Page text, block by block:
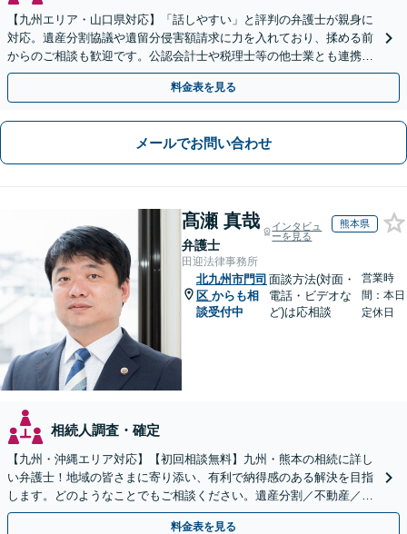
【九州エリア・山口県対応】「話しやすい」と評判の弁護士が親身に
対応。遺産分割協議や遺留分侵害額請求に力を入れており、揉める前
からのご相談も歓迎です。公認会計士や税理士等の他士業とも連携
し、円満な解決を全力でサポートいたします。
料金表を見る
メールでお問い合わせ
髙瀬 真哉
弁護士
インタビュ
ーを見る
熊本県
田迎法律事務所
北九州市門司
区 からも相
談受付中
面談方法(対面・
電話・ビデオな
ど)は応相談
営業時
間：本日
定休日
相続人調査・確定
【九州・沖縄エリア対応】【初回相談無料】九州・熊本の相続に詳し
い弁護士！地域の皆さまに寄り添い、有利で納得感のある解決を目指
します。どのようなことでもご相談ください。遺産分割／不動産／遺
言書／使い込み／寄与分／遺留分／相続放棄【完全個室】
料金表を見る